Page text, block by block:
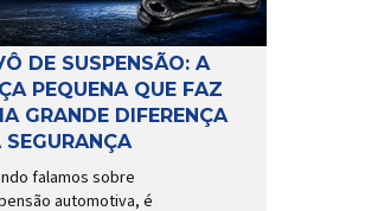
DE SUSPENSÃO: A
PEQUENA QUE FAZ
GRANDE DIFERENÇA
SEGURANÇA
falamos sobre
automotiva, é